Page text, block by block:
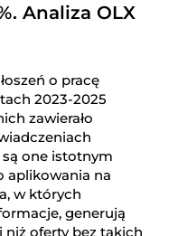
Analiza OLX
o pracę
2023-2025
zawierało
są one istotnym
aplikowania na
w których
generują
niż oferty bez takich